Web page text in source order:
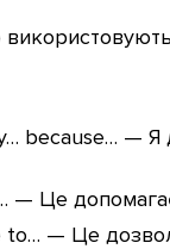
because… —
— Це
to… — Це